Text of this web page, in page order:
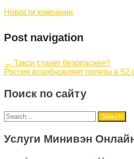
Новости компании
Post navigation
← Такси станет безопаснее?
Россия возобновляет полеты в 52
Поиск по сайту
Услуги Минивэн